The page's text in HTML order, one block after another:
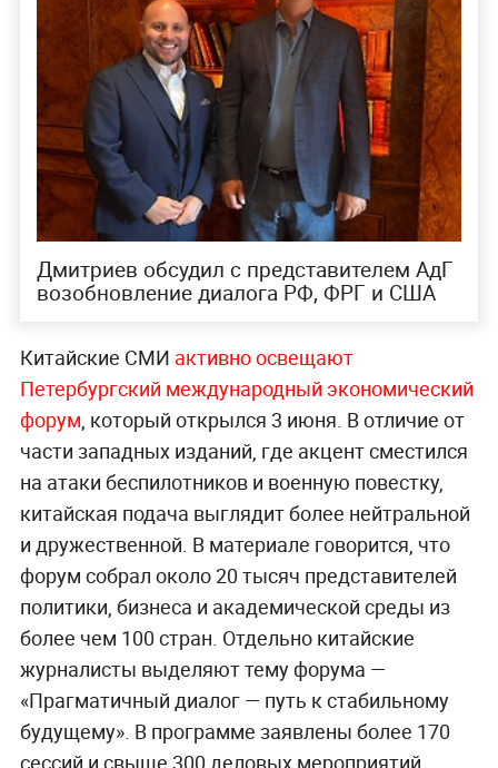
Дмитриев обсудил с представителем АдГ
возобновление диалога РФ, ФРГ и США
Китайские СМИ активно освещают
Петербургский международный экономический
форум , который открылся 3 июня. В отличие от
части западных изданий, где акцент сместился
на атаки беспилотников и военную повестку,
китайская подача выглядит более нейтральной
и дружественной. В материале говорится, что
форум собрал около 20 тысяч представителей
политики, бизнеса и академической среды из
более чем 100 стран. Отдельно китайские
журналисты выделяют тему форума —
«Прагматичный диалог — путь к стабильному
будущему». В программе заявлены более 170
сессий и свыше 300 деловых мероприятий.